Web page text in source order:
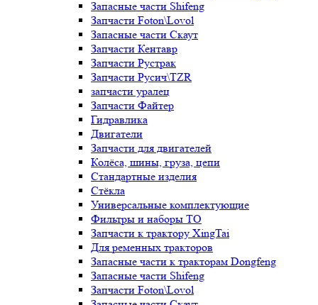
Запасные части Shifeng
Запчасти Foton\Lovol
Запасные части Скаут
Запчасти Кентавр
Запчасти Рустрак
Запчасти Русич\TZR
запчасти уралец
Запчасти Файтер
Гидравлика
Двигатели
Запчасти для двигателей
Колёса, шины, груза, цепи
Стандартные изделия
Стёкла
Универсальные комплектующие
Фильтры и наборы ТО
Запчасти к трактору XingTai
Для ременных тракторов
Запасные части к тракторам Dongfeng
Запасные части Shifeng
Запчасти Foton\Lovol